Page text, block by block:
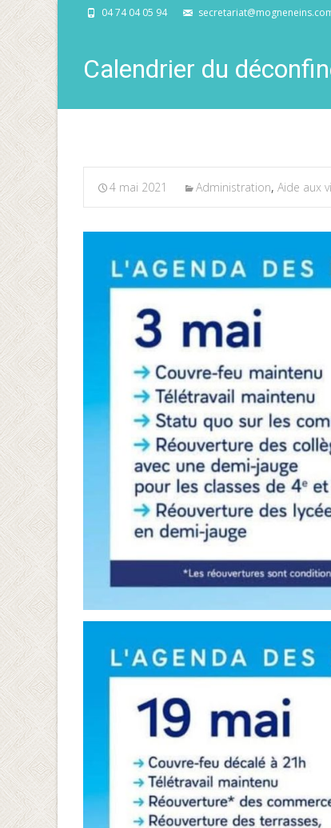
04 74 04 05 94
Calendrier du
4 mai 2021 Administration, Aide aux